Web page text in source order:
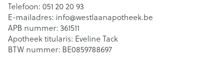
Telefoon: 051 20 20 93
E-mailadres: info@westlaanapotheek.be
APB nummer: 361511
Apotheek titularis: Eveline Tack
BTW nummer: BE0859788697